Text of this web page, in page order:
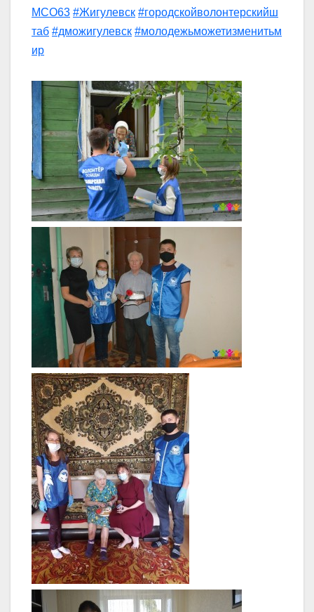
МСО63 #Жигулевск #городскойволонтерскийш
таб #дможигулевск #молодежьможетизменитьм
ир